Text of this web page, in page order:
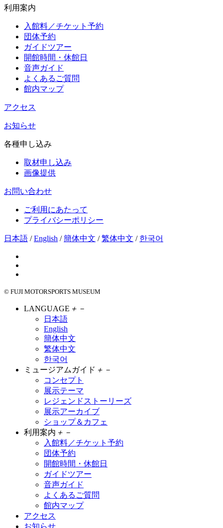
利用案内
入館料／チケット予約
団体予約
ガイドツアー
開館時間・休館日
音声ガイド
よくあるご質問
館内マップ
アクセス
お知らせ
各種申し込み
取材申し込み
画像提供
お問い合わせ
ご利用にあたって
プライバシーポリシー
日本語 /English /簡体中文 /繁体中文 / 한국어
© FUJI MOTORSPORTS MUSEUM
LANGUAGE ＋ －
日本語
English
簡体中文
繁体中文
한국어
ミュージアムガイド ＋ －
コンセプト
展示テーマ
レジェンドストーリーズ
展示アーカイブ
ショップ＆カフェ
利用案内 ＋ －
入館料／チケット予約
団体予約
開館時間・休館日
ガイドツアー
音声ガイド
よくあるご質問
館内マップ
アクセス